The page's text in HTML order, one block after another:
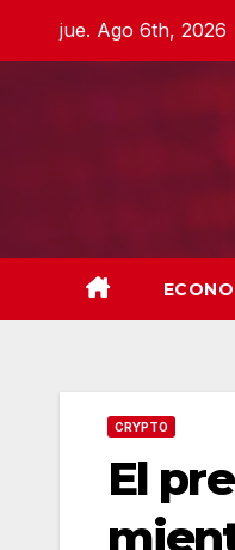
jue. Ago 6th, 2026
CRYPTO
El